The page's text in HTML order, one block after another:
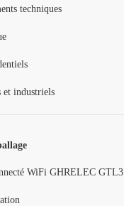
techniques
et industriels
WiFi GHRELEC GTL3